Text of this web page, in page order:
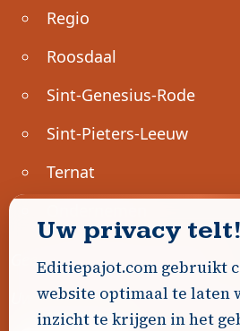
Regio
Roosdaal
Sint-Genesius-Rode
Sint-Pieters-Leeuw
Ternat
Geen advertenties gevonden.
Uw advertentie hier?
Uw privacy telt!
Editiepajot.com gebruikt
website optimaal te laten
inzicht te krijgen in het